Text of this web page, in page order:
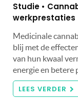
Studie •
Medicinale
blij met de
van hun kwaal
energie en betere
LEES VERDER